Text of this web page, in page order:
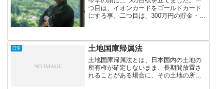
つ目は、イオンカードをゴールドカード
にする事。二つ目は、300万円の貯金・投
ドカードが届きました。そして二つ目の
目標ですが、つみた...
日常 土地国庫帰属法
土地国庫帰属法とは、日本国内の土地の
所有権が確定しないまま、長期間放置さ
れることがある場合に、その土地の所有